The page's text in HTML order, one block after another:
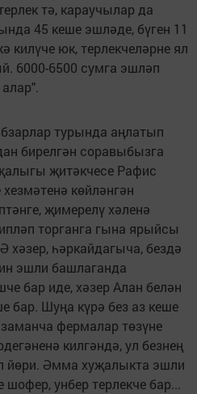
тә, караучылар да
45 кеше эшләде, бүген 11
килүче юк, терлекчеләрне ял
6000-6500 сумга эшләп
турында аңлатып
бирелгән соравыбызга
җитәкчесе Рафис
көйләнгән
җимерелү хәленә
торганга гына ярыйсы
хәзер, һәркайдагыча, бездә
эшли башлаганда
бар иде, хәзер Алан белән
бар. Шуңа күрә без аз кеше
фермалар төзүне
килгәндә, ул безнең
йөри. Әмма хуҗалыкта эшли
шофер, унбер терлекче бар...